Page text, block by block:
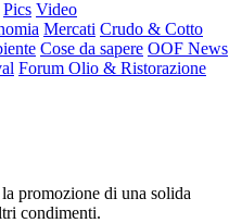
Pics Video
Mercati Crudo & Cotto
Cose da sapere OOF News
Forum Olio & Ristorazione
promozione di una solida
condimenti.